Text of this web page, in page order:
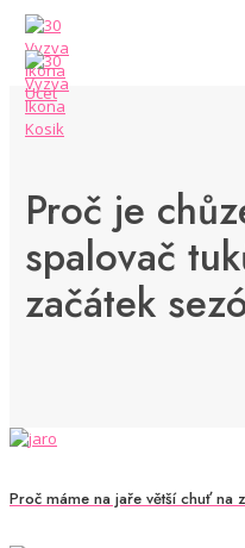
Proč je
spalovač
začátek
Proč máme na jaře větší chuť na